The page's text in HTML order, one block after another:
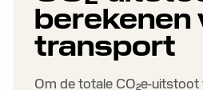
berekenen
transport
Om de totale CO₂e-
3. Verzamel en valideer
4. Bereken de CO₂e-